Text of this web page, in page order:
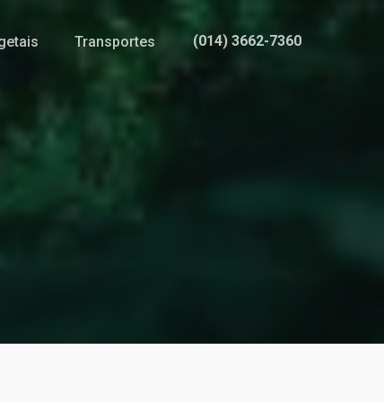
Transportes (014) 3662-7360